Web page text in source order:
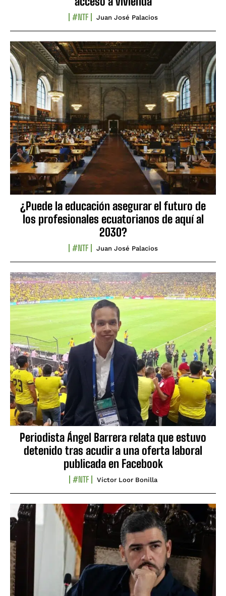
#NTF Juan José Palacios
¿Puede la educación asegurar el futuro de
los profesionales ecuatorianos de aquí al
2030?
#NTF Juan José Palacios
Periodista Ángel Barrera relata que estuvo
detenido tras acudir a una oferta laboral
publicada en Facebook
#NTF Víctor Loor Bonilla